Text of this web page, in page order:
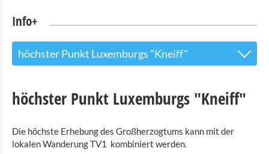
Info+
höchster Punkt Luxemburgs "Kneiff"
Sehenswürdigkeiten
Naturpark Our
höchster Punkt Luxemburgs "Kneiff"
Die höchste Erhebung des Großherzogtums kann mit der
lokalen Wanderung TV1 kombiniert werden.